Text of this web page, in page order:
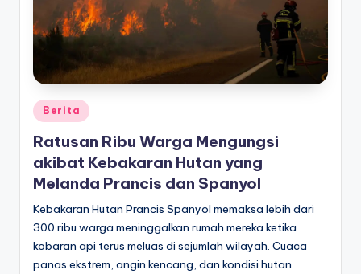
Posted
in
Berita
Ratusan Ribu Warga Mengungsi
akibat Kebakaran Hutan yang
Melanda Prancis dan Spanyol
Kebakaran Hutan Prancis Spanyol memaksa lebih dari
300 ribu warga meninggalkan rumah mereka ketika
kobaran api terus meluas di sejumlah wilayah. Cuaca
panas ekstrem, angin kencang, dan kondisi hutan